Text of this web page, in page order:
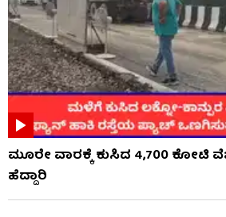
ಮೂರೇ ವಾರಕ್ಕೆ ಕುಸಿದ 4,700 ಕೋಟಿ
ಹೆದ್ದಾರಿ